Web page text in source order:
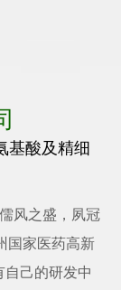
基酸及精细
风之盛，夙冠
国家医药高新
自己的研发中